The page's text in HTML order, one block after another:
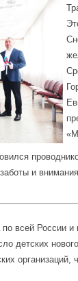
и
всей России
детских